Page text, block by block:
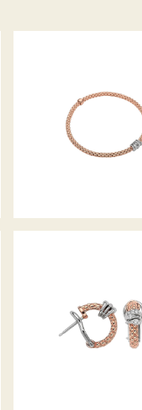
KOLLEKTION